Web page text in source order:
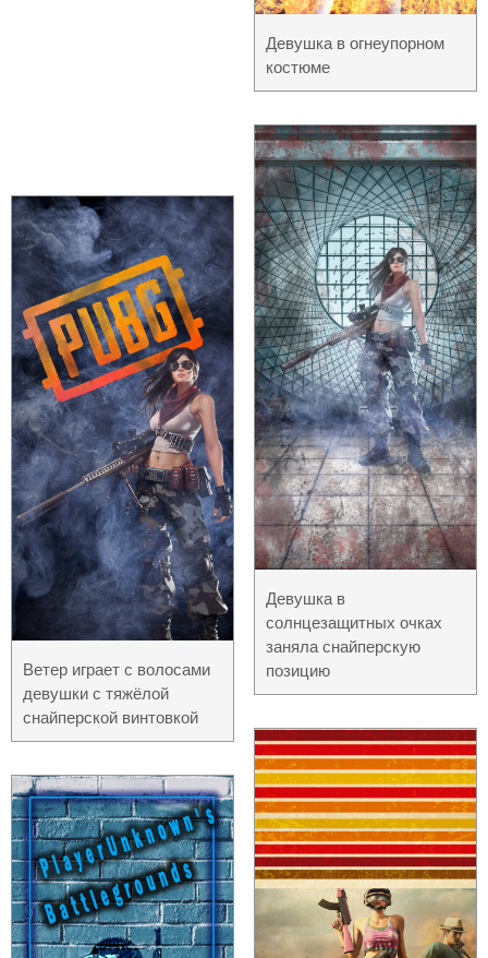
Ветер играет с волосами
девушки с тяжёлой
снайперской винтовкой
Девушка в огнеупорном
костюме
Девушка в
солнцезащитных очках
заняла снайперскую
позицию